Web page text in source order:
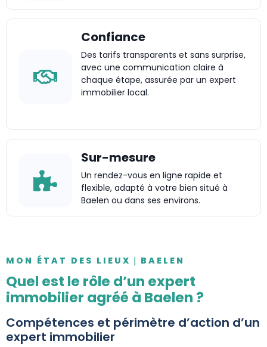
Confiance
Des tarifs transparents et sans surprise,
avec une communication claire à
chaque étape, assurée par un expert
immobilier local.
Sur-mesure
Un rendez-vous en ligne rapide et
flexible, adapté à votre bien situé à
Baelen ou dans ses environs.
MON ÉTAT DES LIEUX｜BAELEN
Quel est le rôle d’un expert
immobilier agréé à Baelen ?
Compétences et périmètre d’action d’un
expert immobilier